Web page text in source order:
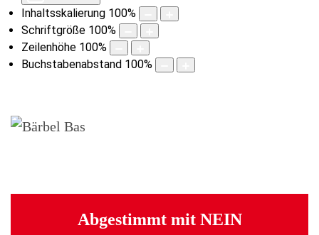
Inhaltsskalierung 100%
Schriftgröße 100%
Zeilenhöhe 100%
Buchstabenabstand 100%
Abgestimmt mit NEIN